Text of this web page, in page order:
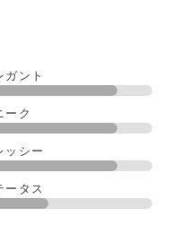
ガント
ーク
ッシー
ータス